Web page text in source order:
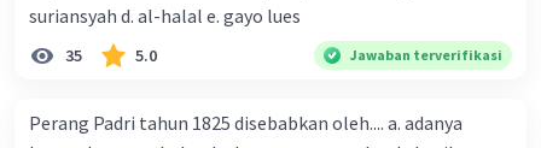
suriansyah d. al-halal e. gayo lues
35 5.0 Jawaban terverifikasi
Perang Padri tahun 1825 disebabkan oleh.... a. adanya